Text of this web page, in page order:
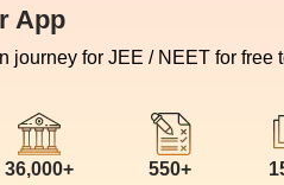
App
journey for JEE / NEET for free
36,000+ 550+